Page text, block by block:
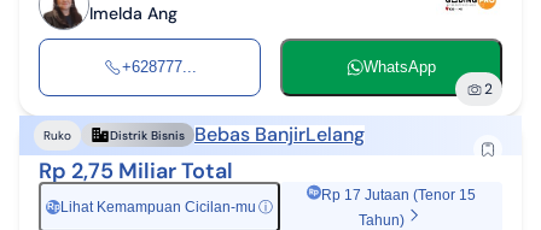
Imelda Ang
+628777... WhatsApp
2
Ruko Distrik Bisnis Bebas BanjirLelang
Rp 2,75 Miliar Total
RpLihat Kemampuan Cicilan-mu ⓘ
Rp 17 Jutaan (Tenor 15
Tahun)